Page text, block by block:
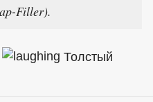
Filler).
Толстый